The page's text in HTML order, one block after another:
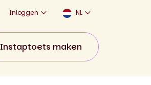
Inloggen NL
Instaptoets maken